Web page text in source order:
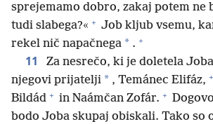
sprejemamo dobro, zakaj potem ne
tudi slabega?« + Job kljub vsemu,
rekel nič napačnega * . +
11
Za nesrečo, ki je doletela
njegovi prijatelji * , Temánec Elifáz, +
Bildád + in Naámčan Zofár. +
bodo Joba skupaj obiskali. Tako so